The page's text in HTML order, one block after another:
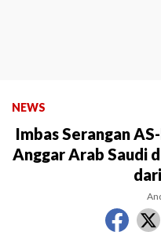
NEWS
Imbas Serangan
Anggar Arab Saudi